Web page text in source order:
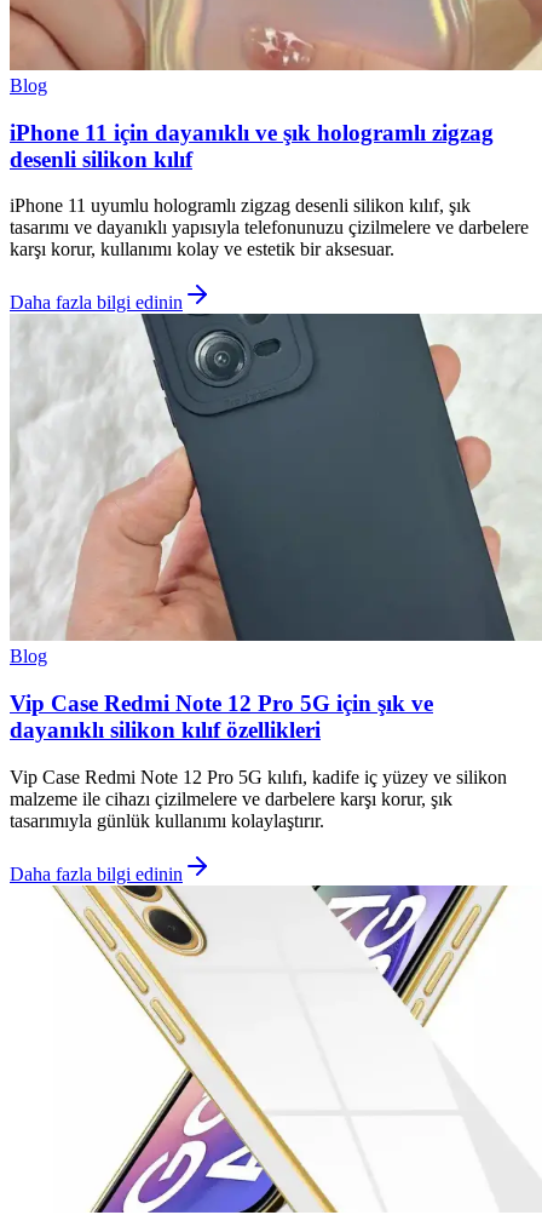
Blog
iPhone 11 için dayanıklı ve şık hologramlı zigzag
desenli silikon kılıf
iPhone 11 uyumlu hologramlı zigzag desenli silikon kılıf, şık
tasarımı ve dayanıklı yapısıyla telefonunuzu çizilmelere ve darbelere
karşı korur, kullanımı kolay ve estetik bir aksesuar.
Daha fazla bilgi edinin
Blog
Vip Case Redmi Note 12 Pro 5G için şık ve
dayanıklı silikon kılıf özellikleri
Vip Case Redmi Note 12 Pro 5G kılıfı, kadife iç yüzey ve silikon
malzeme ile cihazı çizilmelere ve darbelere karşı korur, şık
tasarımıyla günlük kullanımı kolaylaştırır.
Daha fazla bilgi edinin